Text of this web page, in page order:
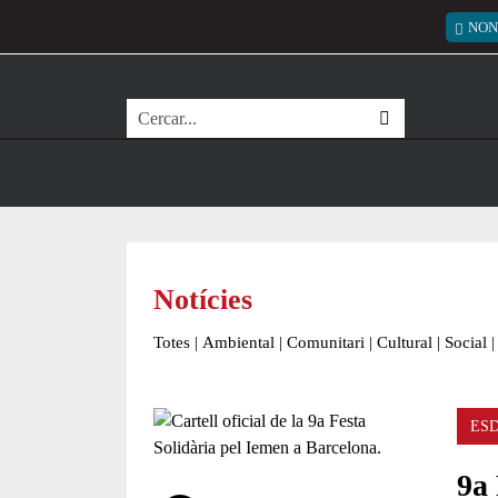
Cerca
Notícies
Totes | Ambiental | Comunitari | Cultural | Social |
Comparteix 9a